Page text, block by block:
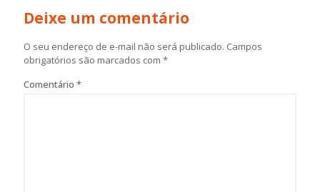
Deixe um comentário
O seu endereço de e-mail não será publicado. Campos
obrigatórios são marcados com *
Comentário *